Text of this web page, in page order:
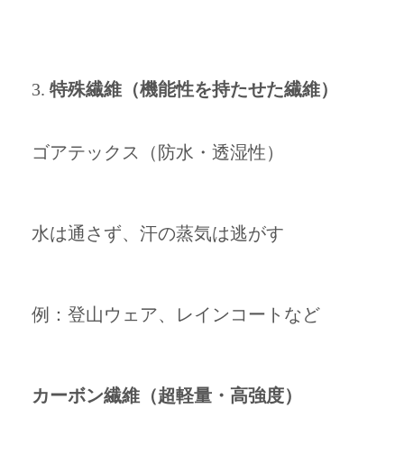
特殊繊維（機能性を持たせた繊維）
ゴアテックス（防水・透湿性）
水は通さず、汗の蒸気は逃がす
例：登山ウェア、レインコートなど
カーボン繊維（超軽量・高強度）